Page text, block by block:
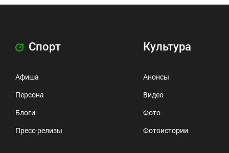
Спорт
Афиша
Персона
Блоги
Пресс-релизы
Культура
Анонсы
Видео
Фото
Фотоистории